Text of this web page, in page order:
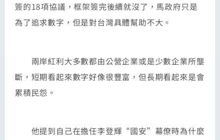
簽的18項協議，框架簽完後續就沒了，馬政府只是
為了追求數字，但是對台灣具體幫助不大。
兩岸紅利大多數都由公營企業或是少數企業所壟
斷，短期看起來數字好像很豐富，但長期看起來是會
累積民怨。
他提到自己在擔任李登輝“國安”幕僚時為什麼